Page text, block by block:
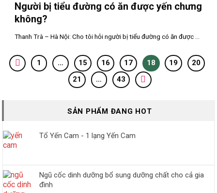
Người bị tiểu đường có ăn được yến chưng
không?
Thanh Trà – Hà Nội: Cho tôi hỏi người bị tiểu đường có ăn được ...
1 … 15 16 17 18 19
20
21
… 43
SẢN PHẨM ĐANG HOT
Tổ Yến Cam - 1 lạng Yến Cam
Ngũ cốc dinh dưỡng bổ sung dưỡng chất cho cả gia
đình